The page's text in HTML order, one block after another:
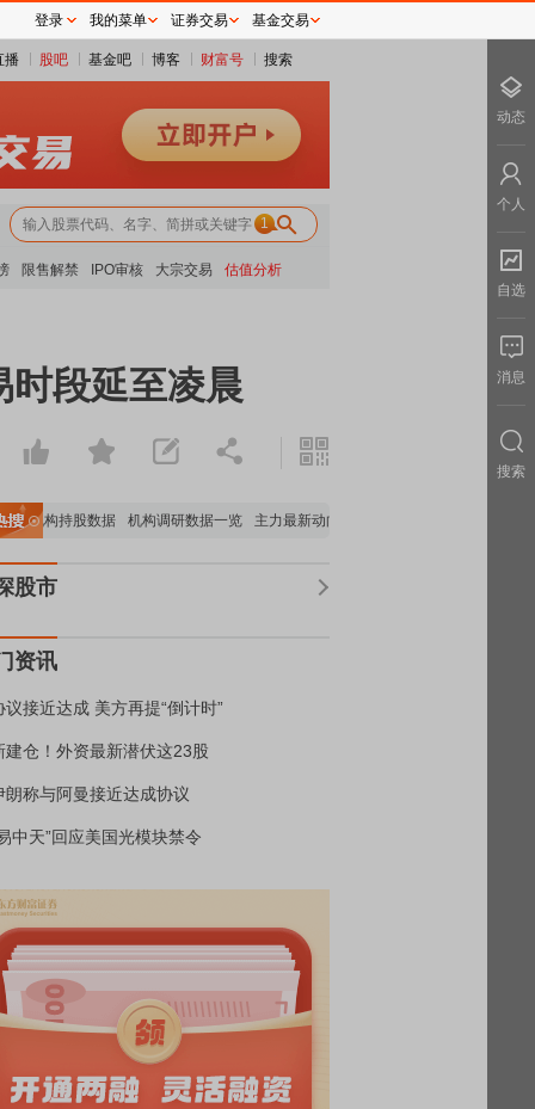
播 股吧 基金吧 博客 财富号 搜索
1
限售解禁 IPO审核 大宗交易 估值分析
时段延至凌晨
机构持股数据 机构调研数据一览 主力最新动向
股市
资讯
议接近达成 美方再提“倒计时”
建仓！外资最新潜伏这23股
朗称与阿曼接近达成协议
中天”回应美国光模块禁令
登录 我的菜单 证券交易 基金交易
动态
个人
自选
消息
搜索